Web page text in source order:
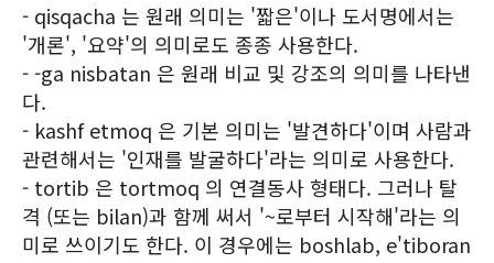
- qisqacha 는 원래 의미는 '짧은'이나 도서명에서는
'개론', '요약'의 의미로도 종종 사용한다.
- -ga nisbatan 은 원래 비교 및 강조의 의미를 나타낸
다.
- kashf etmoq 은 기본 의미는 '발견하다'이며 사람과
관련해서는 '인재를 발굴하다'라는 의미로 사용한다.
- tortib 은 tortmoq 의 연결동사 형태다. 그러나 탈
격 (또는 bilan)과 함께 써서 '~로부터 시작해'라는 의
미로 쓰이기도 한다. 이 경우에는 boshlab, e'tiboran